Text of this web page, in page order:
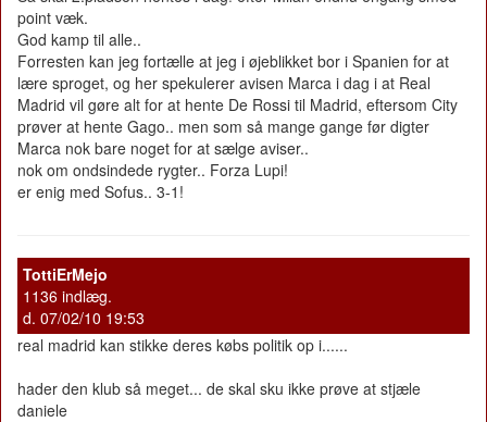
point væk.
God kamp til alle..
Forresten kan jeg fortælle at jeg i øjeblikket bor i Spanien for at
lære sproget, og her spekulerer avisen Marca i dag i at Real
Madrid vil gøre alt for at hente De Rossi til Madrid, eftersom City
prøver at hente Gago.. men som så mange gange før digter
Marca nok bare noget for at sælge aviser..
nok om ondsindede rygter.. Forza Lupi!
er enig med Sofus.. 3-1!
TottiErMejo
1136 indlæg.
d. 07/02/10 19:53
real madrid kan stikke deres købs politik op i......
hader den klub så meget... de skal sku ikke prøve at stjæle
daniele